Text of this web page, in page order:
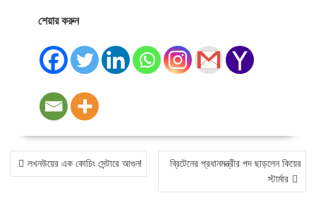
শেয়ার করুন
POST
NAVIGATION
লখনউয়ের এক কোচিং সেন্টারে আগুন!
ব্রিটেনের প্রধানমন্ত্রীর পদ ছাড়লেন কিয়ের
স্টার্মার